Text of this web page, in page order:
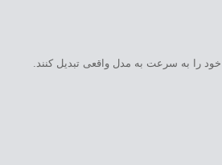
خود را به سرعت به مدل واقعی تبدیل کنند.